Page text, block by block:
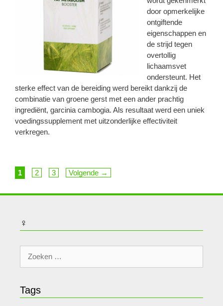
door opmerkelijke
ontgiftende
eigenschappen en
de strijd tegen
overtollig
lichaamsvet
ondersteunt. Het
sterke effect van de bereiding werd bereikt dankzij de
combinatie van groene gerst met een ander prachtig
ingrediënt, garcinia cambogia. Als resultaat werd een uniek
voedingssupplement met uitzonderlijke effectiviteit
verkregen.
Pagina
1 Pagina
2 Pagina
3 Volgende →
♀
Zoek
Tags